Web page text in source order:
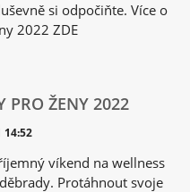
si odpočiňte. Více o
2022 ZDE
PRO ŽENY 2022
14:52
víkend na wellness
Protáhnout svoje